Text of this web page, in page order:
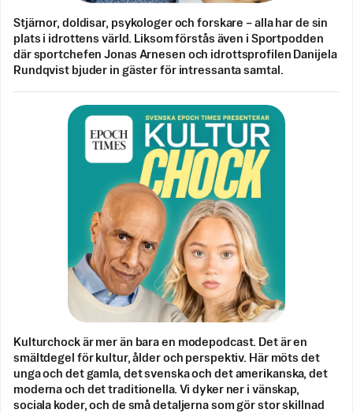
Stjärnor, doldisar, psykologer och forskare – alla har de sin
plats i idrottens värld. Liksom förstås även i Sportpodden
där sportchefen Jonas Arnesen och idrottsprofilen Danijela
Rundqvist bjuder in gäster för intressanta samtal.
Kulturchock är mer än bara en modepodcast. Det är en
smältdegel för kultur, ålder och perspektiv. Här möts det
unga och det gamla, det svenska och det amerikanska, det
moderna och det traditionella. Vi dyker ner i vänskap,
sociala koder, och de små detaljerna som gör stor skillnad